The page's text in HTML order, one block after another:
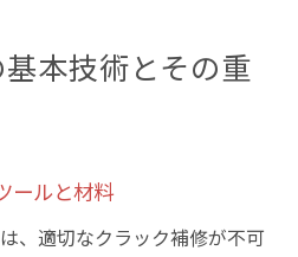
本技術とその重
ールと材料
、適切なクラック補修が不可